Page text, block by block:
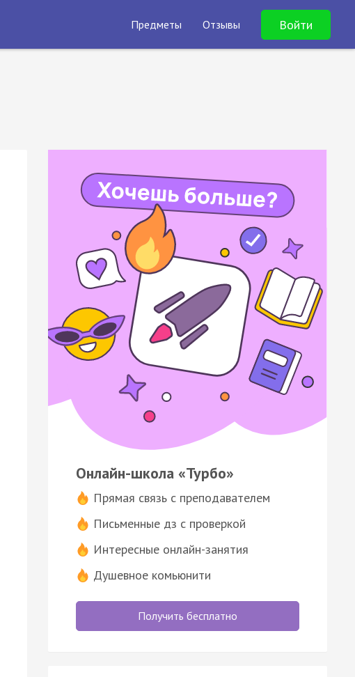
Предметы Отзывы Войти
Онлайн-школа «Турбо»
Прямая связь с преподавателем
Письменные дз с проверкой
Интересные онлайн-занятия
Душевное комьюнити
Получить бесплатно